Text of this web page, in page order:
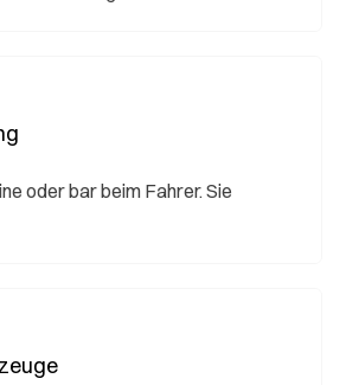
oder bar beim Fahrer. Sie